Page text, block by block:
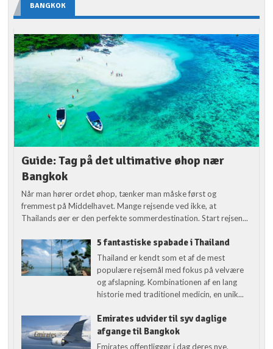
BANGKOK
Guide: Tag på det ultimative øhop nær
Bangkok
Når man hører ordet øhop, tænker man måske først og
fremmest på Middelhavet. Mange rejsende ved ikke, at
Thailands øer er den perfekte sommerdestination. Start rejsen...
5 fantastiske spabade i Thailand
Thailand er kendt som et af de mest
populære rejsemål med fokus på velvære
og afslapning. Kombinationen af en lang
historie med traditionel medicin, en unik...
Emirates udvider til syv daglige
afgange til Bangkok
Emirates offentliggør i dag deres nye,